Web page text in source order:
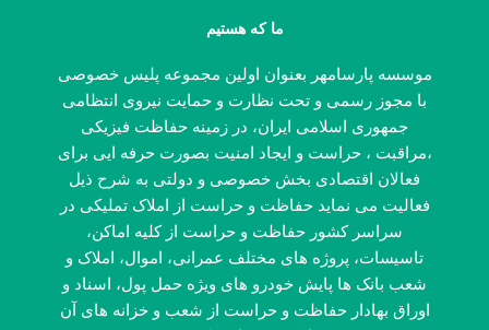
ما که هستیم
موسسه پارسامهر بعنوان اولین مجموعه پلیس خصوصی
با مجوز رسمی و تحت نظارت و حمایت نیروی انتظامی
جمهوری اسلامی ایران، در زمینه حفاظت فیزیکی
،مراقبت ، حراست و ایجاد امنیت بصورت حرفه ایی برای
فعالان اقتصادی بخش خصوصی و دولتی به شرح ذیل
فعالیت می نماید حفاظت و حراست از املاک تملیکی در
سراسر کشور حفاظت و حراست از کلیه اماکن،
تاسیسات، پروژه های مختلف عمرانی، اموال، املاک و
شعب بانک ها پایش خودرو های ویژه حمل پول، اسناد و
اوراق بهادار حفاظت و حراست از شعب و خزانه های آن